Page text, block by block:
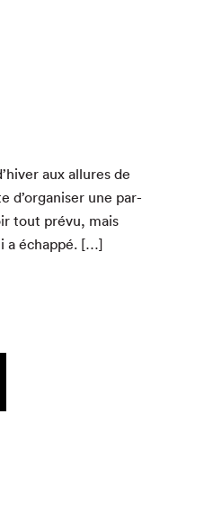
aux allures de
d’organiser une par­
tout prévu, mais
a échappé. […]